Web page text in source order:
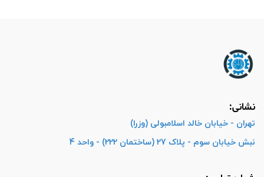
نشانی:
تهران - خیابان خالد اسلامبولی (وزرا)
نبش خیابان سوم - پلاک 27 (ساختمان 222) - واحد 4